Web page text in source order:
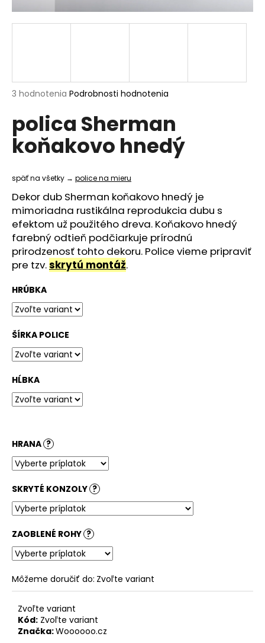
Priemerné
produktu
je
5,0
hviezdičiek.
3 hodnotenia Podrobnosti hodnotenia
polica Sherman
koňakovo hnedý
späť na všetky → police na mieru
Dekor dub Sherman koňakovo hnedý je
mimoriadna rustikálna reprodukcia dubu s
efektom už použitého dreva. Koňakovo hnedý
farebný odtieň podčiarkuje prírodnú
prirodzenosť tohto dekoru. Police vieme pripraviť
pre tzv.skrytú montáž.
HRÚBKA
ŠÍRKA POLICE
HĹBKA
HRANA ?
SKRYTÉ KONZOLY ?
ZAOBLENÉ ROHY ?
Môžeme doručiť do: Zvoľte variant
Zvoľte variant
Kód: Zvoľte variant
Značka:Woooooo.cz
á
j
?
HĽADAŤ
d
p
o
r
ú
č
m
e
STOLOVÁ
DOSKA
BIELA
148,36
€